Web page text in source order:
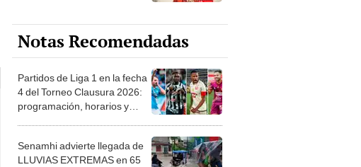
Notas Recomendadas
Partidos de Liga 1 en la fecha
4 del Torneo Clausura 2026:
programación, horarios y
Senamhi advierte llegada de
LLUVIAS EXTREMAS en 65